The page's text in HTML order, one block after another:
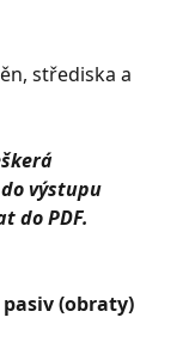
střediska a
výstupu
do PDF.
(obraty)